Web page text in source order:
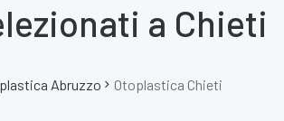
a Chieti
Abruzzo Otoplastica Chieti